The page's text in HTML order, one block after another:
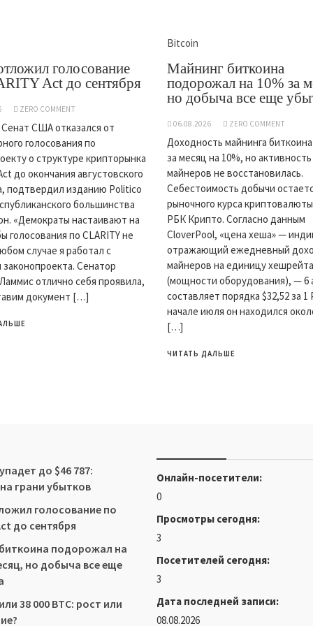
голосование
Act до сентября
ZERO COMMENT
Сенат США отказался от
голосования по
о структуре крипторынка
до окончания августовского
подтвердил изданию Politico
большинства
«Демократы настаивают на
голосования по CLARITY не
случае я работал с
Сенатор
отлично себя проявила,
документ […]
Bitcoin
Майнинг биткоина
подорожал на 10% за
но добыча все еще
06.08.2026 ZERO COMMENT
Доходность майнинга
за месяц на 10%, но активность
майнеров не восстановилась.
Себестоимость добычи
рыночного курса
РБК Крипто. Согласно данным
CloverPool, «цена хеша» —
отражающий ежедневный
майнеров на единицу хешрейта
(мощности оборудования), — 6
составляет порядка $32,52 за 1
начале июля он находился
[…]
ЧИТАТЬ ДАЛЬШЕ
до $46 787:
грани убытков
голосование по
до сентября
подорожал на
но добыча все еще
38 000 BTC: рост или
Онлайн-посетители:
0
Просмотры сегодня:
3
Посетителей сегодня:
3
Дата последней записи:
08.08.2026